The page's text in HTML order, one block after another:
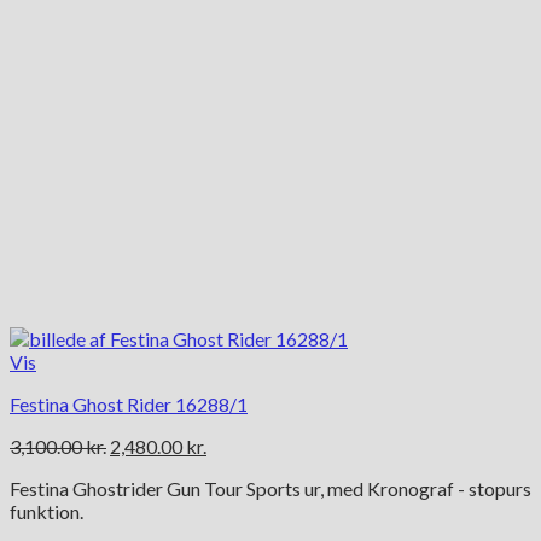
Vis
Festina Ghost Rider 16288/1
3,100.00kr. Den
pris
2,480.00 kr.
pris
Festina Ghostrider Gun Tour Sports ur, med Kronograf - stopurs
funktion.